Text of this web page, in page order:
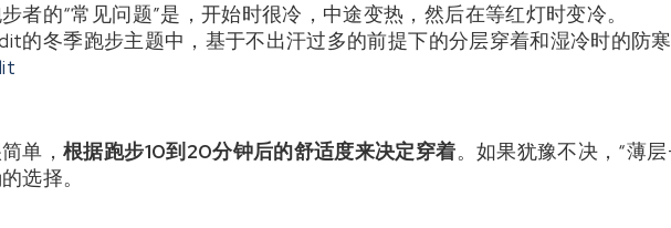
者的“常见问题”是，开始时很冷，中途变热，然后在等红灯时变冷。
的冬季跑步主题中，基于不出汗过多的前提下的分层穿着和湿冷时的防寒
单，根据跑步10到20分钟后的舒适度来决定穿着。如果犹豫不决，“薄
选择。